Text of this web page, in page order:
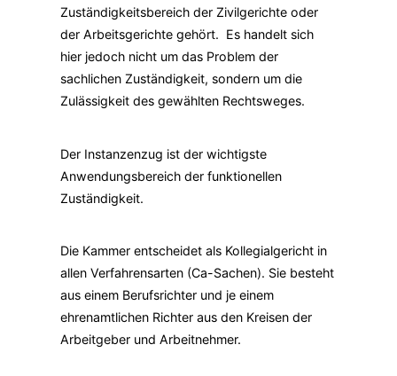
Zuständigkeitsbereich der Zivilgerichte oder
der Arbeitsgerichte gehört. Es handelt sich
hier jedoch nicht um das Problem der
sachlichen Zuständigkeit, sondern um die
Zulässigkeit des gewählten Rechtsweges.
Der Instanzenzug ist der wichtigste
Anwendungsbereich der funktionellen
Zuständigkeit.
Die Kammer entscheidet als Kollegialgericht in
allen Verfahrensarten (Ca-Sachen). Sie besteht
aus einem Berufsrichter und je einem
ehrenamtlichen Richter aus den Kreisen der
Arbeitgeber und Arbeitnehmer.